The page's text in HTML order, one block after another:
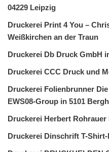
04229 Leipzig
Druckerei Print 4 You –
Weißkirchen an der Traun
Druckerei Db Druck GmbH
Druckerei CCC Druck und
Druckerei Folienbrunner
EWS08-Group in 5101
Druckerei Herbert Rohrauer
Druckerei Dinschrift T-